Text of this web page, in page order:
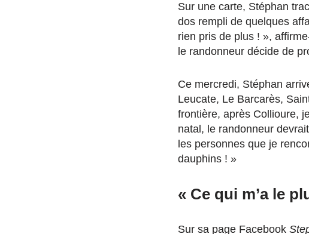
Sur une carte, Stéphan
dos rempli de quelques
rien pris de plus ! »,
le randonneur décide de
Ce mercredi, Stéphan
Leucate, Le Barcarès,
frontière, après Collioure,
natal, le randonneur
les personnes que je
dauphins ! »
« Ce qui m’a le
Sur sa page Facebook